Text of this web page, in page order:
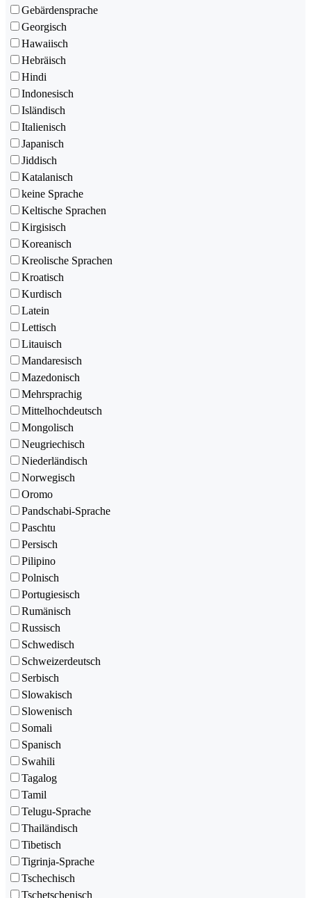
Gebärdensprache
Georgisch
Hawaiisch
Hebräisch
Hindi
Indonesisch
Isländisch
Italienisch
Japanisch
Jiddisch
Katalanisch
keine Sprache
Keltische Sprachen
Kirgisisch
Koreanisch
Kreolische Sprachen
Kroatisch
Kurdisch
Latein
Lettisch
Litauisch
Mandaresisch
Mazedonisch
Mehrsprachig
Mittelhochdeutsch
Mongolisch
Neugriechisch
Niederländisch
Norwegisch
Oromo
Pandschabi-Sprache
Paschtu
Persisch
Pilipino
Polnisch
Portugiesisch
Rumänisch
Russisch
Schwedisch
Schweizerdeutsch
Serbisch
Slowakisch
Slowenisch
Somali
Spanisch
Swahili
Tagalog
Tamil
Telugu-Sprache
Thailändisch
Tibetisch
Tigrinja-Sprache
Tschechisch
Tschetschenisch